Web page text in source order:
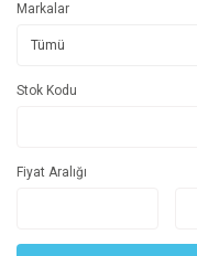
Markalar
Stok Kodu
Fiyat Aralığı